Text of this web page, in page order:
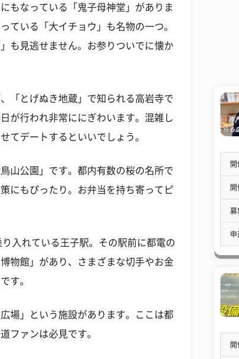
もなっている「鬼子母神堂」がありま
ている「大イチョウ」も名物の一つ。
も見逃せません。お参りついでに懐か
「とげぬき地蔵」で知られる高岩寺で
が行われ非常ににぎわいます。混雑し
てデートするといいでしょう。
山公園」です。都内有数の桜の名所で
にもぴったり。お弁当を持ち寄ってピ
入れている王子駅。その駅前に都電の
物館」があり、さまざまな切手やお金
す。
場」という施設があります。ここは都
ファンは必見です。
募
申